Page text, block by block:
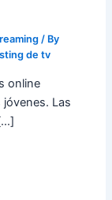
/ By
de tv
online
Las